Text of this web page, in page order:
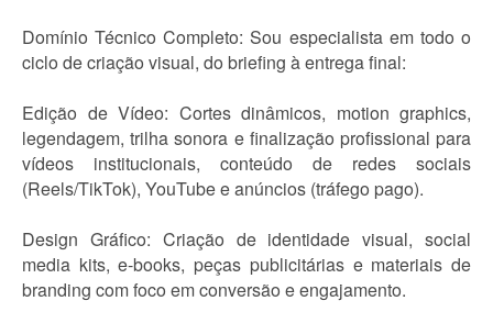
Domínio Técnico Completo: Sou especialista em todo o
ciclo de criação visual, do briefing à entrega final:
Edição de Vídeo: Cortes dinâmicos, motion graphics,
legendagem, trilha sonora e finalização profissional para
vídeos institucionais, conteúdo de redes sociais
(Reels/TikTok), YouTube e anúncios (tráfego pago).
Design Gráfico: Criação de identidade visual, social
media kits, e-books, peças publicitárias e materiais de
branding com foco em conversão e engajamento.